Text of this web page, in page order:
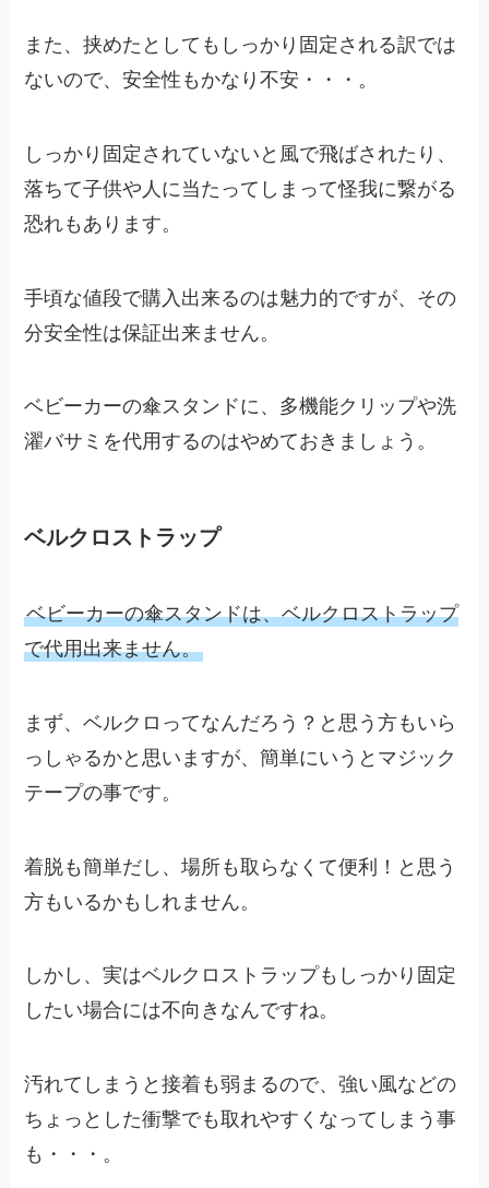
また、挟めたとしてもしっかり固定される訳では
ないので、安全性もかなり不安・・・。
しっかり固定されていないと風で飛ばされたり、
落ちて子供や人に当たってしまって怪我に繋がる
恐れもあります。
手頃な値段で購入出来るのは魅力的ですが、その
分安全性は保証出来ません。
ベビーカーの傘スタンドに、多機能クリップや洗
濯バサミを代用するのはやめておきましょう。
ベルクロストラップ
ベビーカーの傘スタンドは、ベルクロストラップ
で代用出来ません。
まず、ベルクロってなんだろう？と思う方もいら
っしゃるかと思いますが、簡単にいうとマジック
テープの事です。
着脱も簡単だし、場所も取らなくて便利！と思う
方もいるかもしれません。
しかし、実はベルクロストラップもしっかり固定
したい場合には不向きなんですね。
汚れてしまうと接着も弱まるので、強い風などの
ちょっとした衝撃でも取れやすくなってしまう事
も・・・。